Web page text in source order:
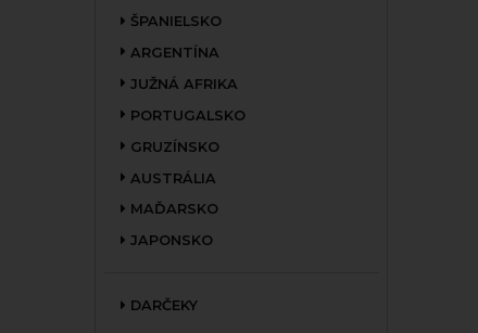
ŠPANIELSKO
ARGENTÍNA
JUŽNÁ AFRIKA
PORTUGALSKO
GRUZÍNSKO
AUSTRÁLIA
MAĎARSKO
JAPONSKO
DARČEKY